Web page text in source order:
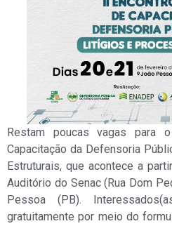
Restam poucas vagas para
Capacitação da Defensoria
Estruturais, que acontece a
Auditório do Senac (Rua Dom
Pessoa (PB).
gratuitamente por meio do